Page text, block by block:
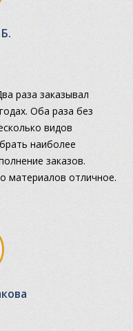
раза заказывал
Оба раза без
видов
наиболее
заказов.
материалов отличное.